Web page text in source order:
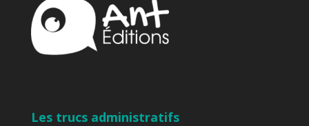
Les trucs administratifs